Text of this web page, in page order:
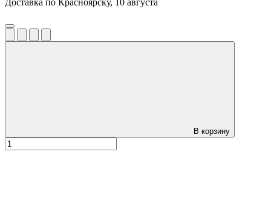
Доставка по Красноярску, 10 августа
В корзину